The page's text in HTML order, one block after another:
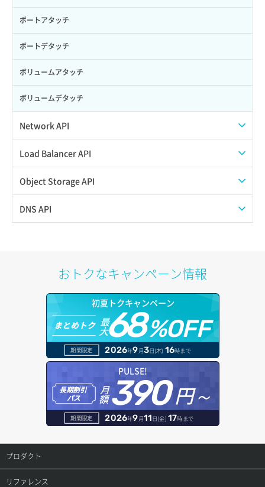
ポートアタッチ
ポートデタッチ
ボリュームアタッチ
ボリュームデタッチ
Network API
QoSポリシー一覧取得
QoSポリシー詳細取得
サブネット一覧取得
サブネット詳細取得
セキュリティグループ ルール一覧取得
セキュリティグループ ルール作成
セキュリティグループ ルール削除
セキュリティグループ ルール詳細取得
セキュリティグループ一覧取得
Load Balancer API
プール一覧取得
プール作成
ヘルスモニタ一覧取得
ヘルスモニタ作成
ヘルスモニタ削除
ヘルスモニタ更新
ヘルスモニタ詳細取得
Object Storage API
Web公開
オブジェクトダウンロード
オブジェクトバージョン管理
オブジェクト一覧取得
オブジェクト削除
オブジェクト削除予約
オブジェクト複製
オブジェクト詳細取得
DNS API
ドメイン情報登録
ドメイン詳細取得
レコード一覧取得
レコード作成
レコード更新
レコード詳細取得
おトクなキャンペーン情報
初夏トクキャンペーン
まとめトク 最
大68%OFF
期間限定 2026年9月3日(木) 16時まで
PULSE!
長期割引
パス
月
額390円～
期間限定 2026年9月11日(金) 17時まで
プロダクト
プロダクトトップ
リファレンス